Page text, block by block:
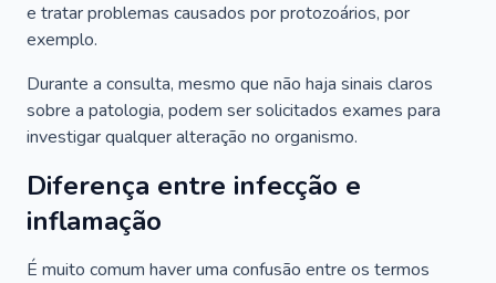
e tratar problemas causados por protozoários, por
exemplo.
Durante a consulta, mesmo que não haja sinais claros
sobre a patologia, podem ser solicitados exames para
investigar qualquer alteração no organismo.
Diferença entre infecção e
inflamação
É muito comum haver uma confusão entre os termos